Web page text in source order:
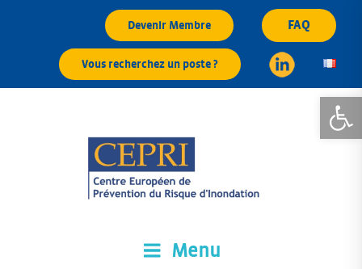
Ouvrir
Devenir Membre FAQ
Vous recherchez un poste ?
Menu